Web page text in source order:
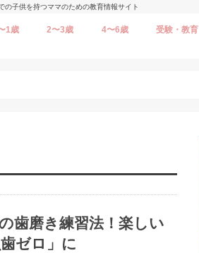
の子供を持つママのための教育情報サイト
1歳 2〜3歳 4〜6歳 受験・教育
歯磨き練習法！楽しい
ゼロ」に